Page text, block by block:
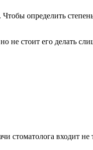
определить
не стоит его делать
стоматолога входит